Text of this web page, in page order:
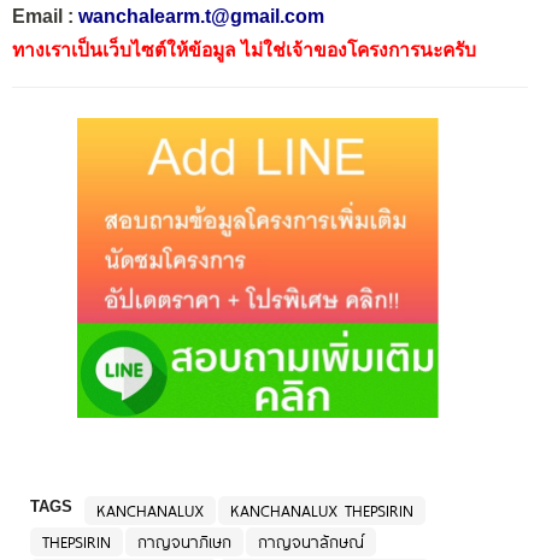
Email : wanchalearm.t@gmail.com
ทางเราเป็นเว็บไซต์ให้ข้อมูล ไม่ใช่เจ้าของโครงการนะครับ
TAGS KANCHANALUX
KANCHANALUX THEPSIRIN
THEPSIRIN
กาญจนาภิเษก
กาญจนาลักษณ์